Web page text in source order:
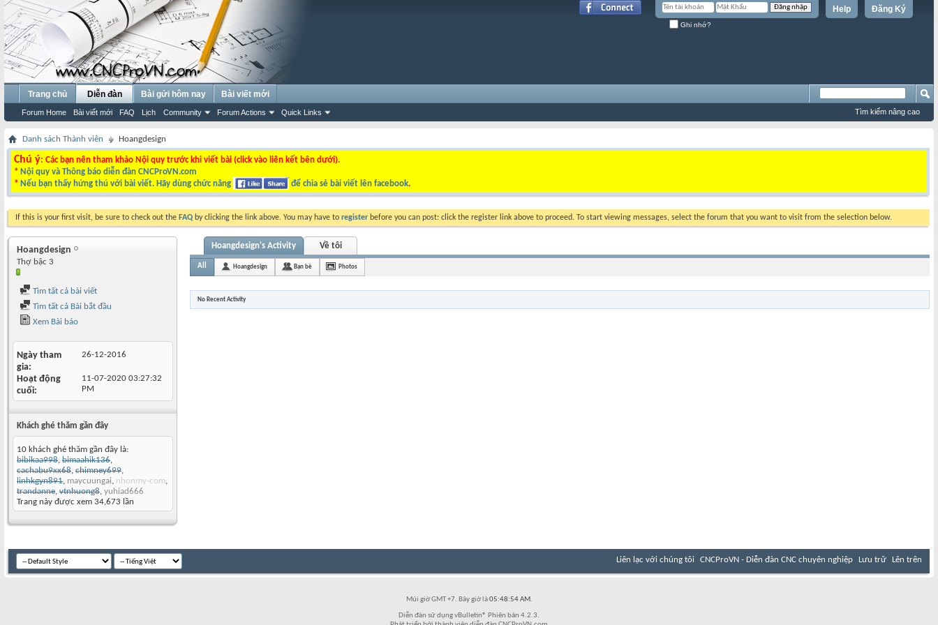
Đăng Ký
Help
Ghi nhớ?
Trang chủ Diễn đàn
Forum Home Bài viết mới FAQ Lịch Community Forum Actions Quick Links
Bài gửi hôm nay Bài viết mới
Tìm kiếm nâng cao
Danh sách Thành viên Hoangdesign
Chú ý: Các bạn nên tham khảo Nội quy trước khi viết bài (click vào liên kết bên dưới).
* Nội quy và Thông báo diễn đàn CNCProVN.com
* Nếu bạn thấy hứng thú với bài viết. Hãy dùng chức năng để chia sẻ bài viết lên facebook.
If this is your first visit, be sure to check out the FAQ by clicking the link above. You may have to register before you can post: click the register link above to proceed. To start viewing messages, select the forum that you want to visit from the selection below.
Hoangdesign
Thợ bậc 3
Tìm tất cả bài viết
Tìm tất cả Bài bắt đầu
Xem Bài báo
Ngày tham
gia
26-12-2016
Hoạt động
cuối
11-07-2020 03:27:32
PM
Khách ghé thăm gần đây
10 khách ghé thăm gần đây là:
bibikaa998, bimaahik136,
cachabu9xx68, chimney699,
linhkgyn891, maycuungai, nhonmy-com,
trandanne, vtnhuong8, yuhiad666
Trang này được xem 34,673 lần
Hoangdesign's Activity Về tôi
All Hoangdesign Bạn bè Photos
No Recent Activity
Liên lạc với chúng tôi CNCProVN - Diễn đàn CNC chuyên nghiệp Lưu trữ Lên trên
Múi giờ GMT +7. Bây giờ là05:48:54 AM.
Diễn đàn sử dụng vBulletin® Phiên bản 4.2.3.